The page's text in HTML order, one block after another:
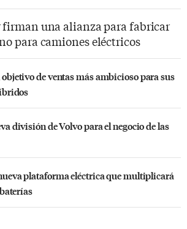
una alianza para fabricar
para camiones eléctricos
de ventas más ambicioso para sus
división de Volvo para el negocio de las
plataforma eléctrica que multiplicará